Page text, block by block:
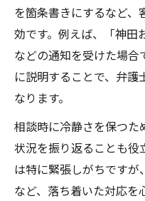
を箇条書きにするなど、
効です。例えば、「神田
などの通知を受けた場
に説明することで、弁護
なります。
相談時に冷静さを保つた
状況を振り返ることも役
は特に緊張しがちですが
など、落ち着いた対応を